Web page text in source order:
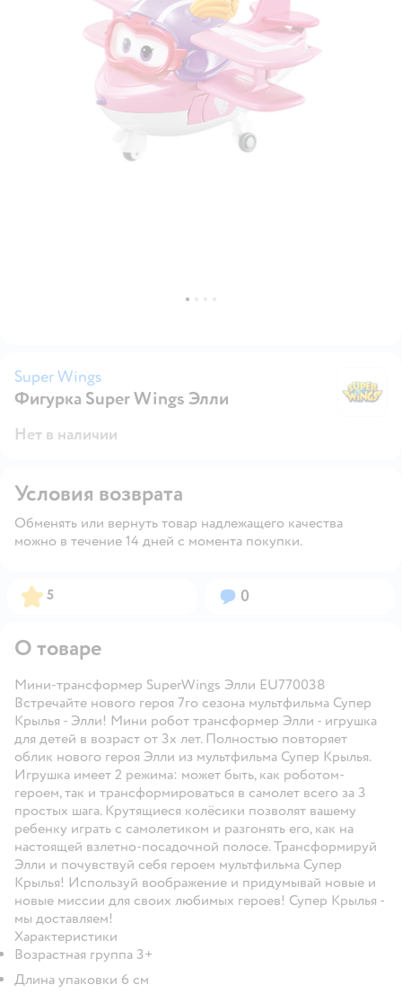
Super Wings
Фигурка Super Wings Элли
Нет в наличии
Условия возврата
Обменять или вернуть товар надлежащего качества
можно в течение 14 дней с момента покупки.
Рейтинг:
5 Вопросов:
0
О товаре
Мини-трансформер SuperWings Элли EU770038
Встречайте нового героя 7го сезона мультфильма Супер
Крылья - Элли! Мини робот трансформер Элли - игрушка
для детей в возраст от 3х лет. Полностью повторяет
облик нового героя Элли из мультфильма Супер Крылья.
Игрушка имеет 2 режима: может быть, как роботом-
героем, так и трансформироваться в самолет всего за 3
простых шага. Крутящиеся колёсики позволят вашему
ребенку играть с самолетиком и разгонять его, как на
настоящей взлетно-посадочной полосе. Трансформируй
Элли и почувствуй себя героем мультфильма Супер
Крылья! Используй воображение и придумывай новые и
новые миссии для своих любимых героев! Супер Крылья -
мы доставляем!
Характеристики
Возрастная группа 3+
Длина упаковки 6 см